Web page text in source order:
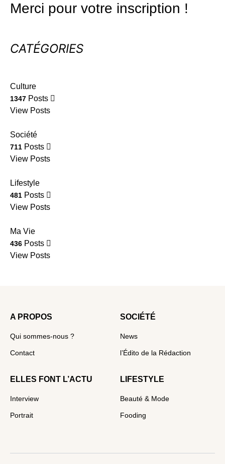
Merci pour votre inscription !
CATÉGORIES
Culture
1347 Posts
View Posts
Société
711 Posts
View Posts
Lifestyle
481 Posts
View Posts
Ma Vie
436 Posts
View Posts
A PROPOS
Qui sommes-nous ?
Contact
SOCIÉTÉ
News
l’Édito de la Rédaction
ELLES FONT L’ACTU
Interview
Portrait
LIFESTYLE
Beauté & Mode
Fooding